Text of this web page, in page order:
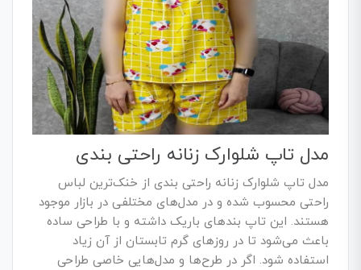
مدل تاپ شلوارک زنانه راحتی بندی
مدل تاپ شلوارک زنانه راحتی بندی از خنک‌ترین لباس
راحتی محسوب شده و در مدل‌های مختلفی در بازار موجود
هستند. این تاپ بندهای باریک داشته و با طراحی ساده
باعث می‌شود تا در روزهای گرم تابستان از آن زیاد
استفاده شود. اگر در طرح‌ها و مدل‌هایی خاصی طراحی